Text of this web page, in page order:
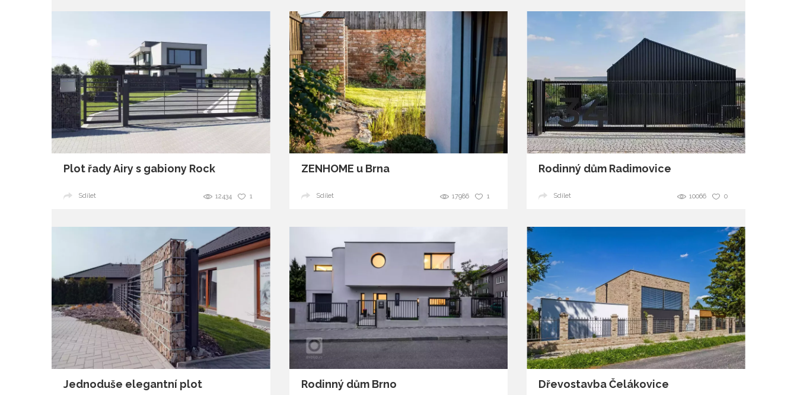
Plot řady Airy s gabiony Rock
1
12434
Sdílet
ZENHOME u Brna
1
17986
Sdílet
Rodinný dům Radimovice
0
10066
Sdílet
Jednoduše elegantní plot Rodinný dům Brno Dřevostavba Čelákovice